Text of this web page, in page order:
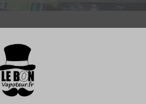
LA PETITE

4,90 €